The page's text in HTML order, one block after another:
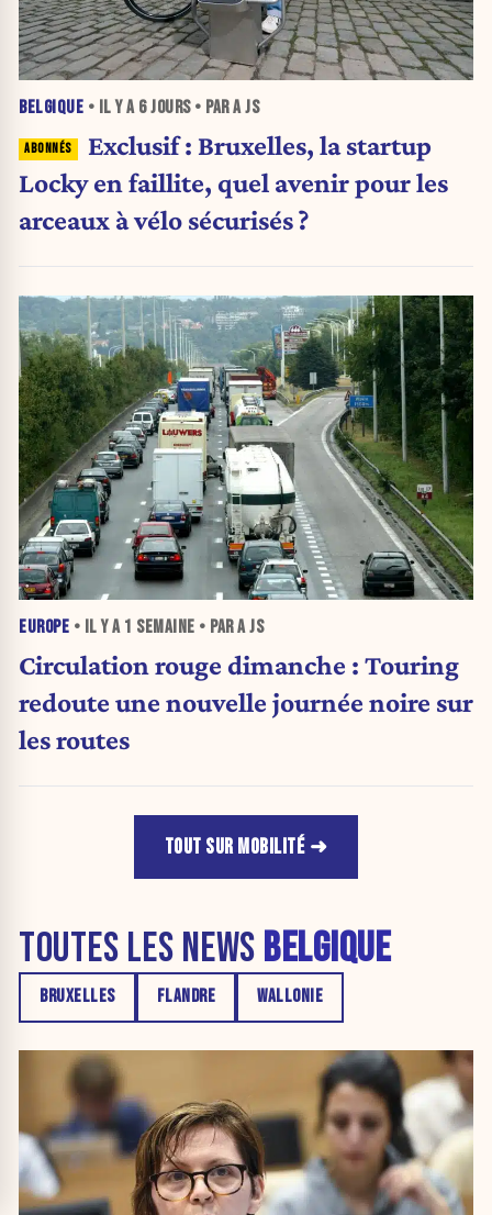
BELGIQUE • IL Y A 6 JOURS• PAR A JS
Exclusif : Bruxelles, la startup
Locky en faillite, quel avenir pour les
arceaux à vélo sécurisés ?
EUROPE • IL Y A 1 SEMAINE • PAR A JS
Circulation rouge dimanche : Touring
redoute une nouvelle journée noire sur
les routes
TOUT SUR MOBILITÉ
TOUTES LES NEWS BELGIQUE
BRUXELLES FLANDRE WALLONIE